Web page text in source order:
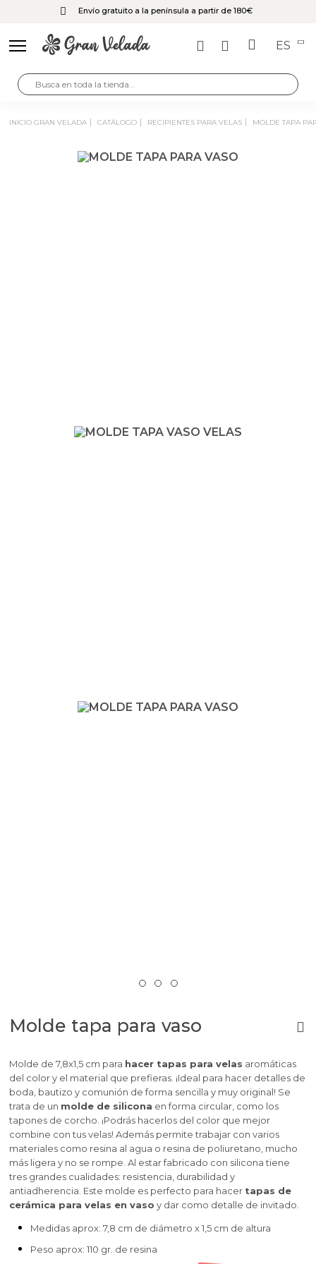
Envío gratuito a la península a partir de 180€
ES
INICIO GRAN VELADA CATÁLOGO RECIPIENTES PARA VELAS MOLDE TAPA
Molde tapa para vaso
Molde de 7,8x1,5 cm para hacer tapas para velas aromáticas
del color y el material que prefieras. ¡Ideal para hacer detalles de
boda, bautizo y comunión de forma sencilla y muy original! Se
trata de un molde de silicona en forma circular, como los
tapones de corcho. ¡Podrás hacerlos del color que mejor
combine con tus velas! Además permite trabajar con varios
materiales como resina al agua o resina de poliuretano, mucho
más ligera y no se rompe. Al estar fabricado con silicona tiene
tres grandes cualidades: resistencia, durabilidad y
antiadherencia. Este molde es perfecto para hacer tapas de
cerámica para velas en vaso y dar como detalle de invitado.
Medidas aprox: 7,8 cm de diámetro x 1,5 cm de altura
Peso aprox: 110 gr. de resina